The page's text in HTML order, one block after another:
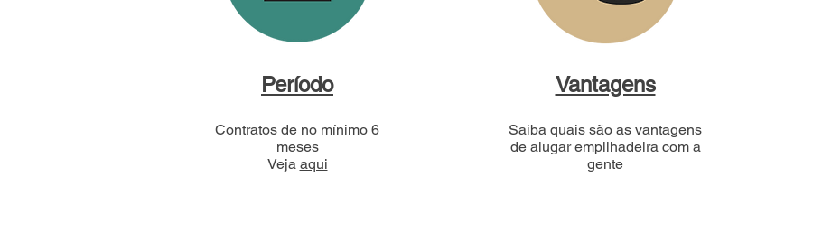
Período
Contratos de no mínimo 6
meses
Veja aqui
Vantagens
Saiba quais são as vantagens
de alugar empilhadeira com a
gente